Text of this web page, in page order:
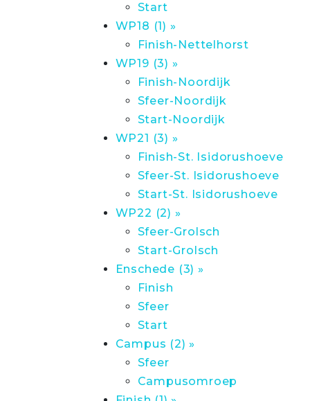
Start
WP18 (1) »
Finish-Nettelhorst
WP19 (3) »
Finish-Noordijk
Sfeer-Noordijk
Start-Noordijk
WP21 (3) »
Finish-St. Isidorushoeve
Sfeer-St. Isidorushoeve
Start-St. Isidorushoeve
WP22 (2) »
Sfeer-Grolsch
Start-Grolsch
Enschede (3) »
Finish
Sfeer
Start
Campus (2) »
Sfeer
Campusomroep